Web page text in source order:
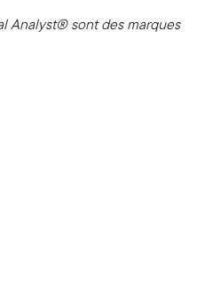
Analyst® sont des marques